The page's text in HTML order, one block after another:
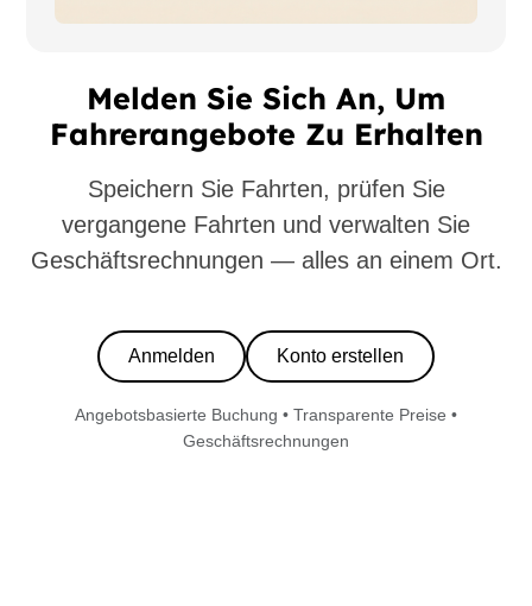
Melden Sie Sich An, Um
Fahrerangebote Zu Erhalten
Speichern Sie Fahrten, prüfen Sie
vergangene Fahrten und verwalten Sie
Geschäftsrechnungen — alles an einem Ort.
Anmelden Konto erstellen
Angebotsbasierte Buchung • Transparente Preise •
Geschäftsrechnungen